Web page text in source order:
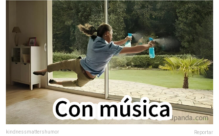
kindnessmattershumor Reportar